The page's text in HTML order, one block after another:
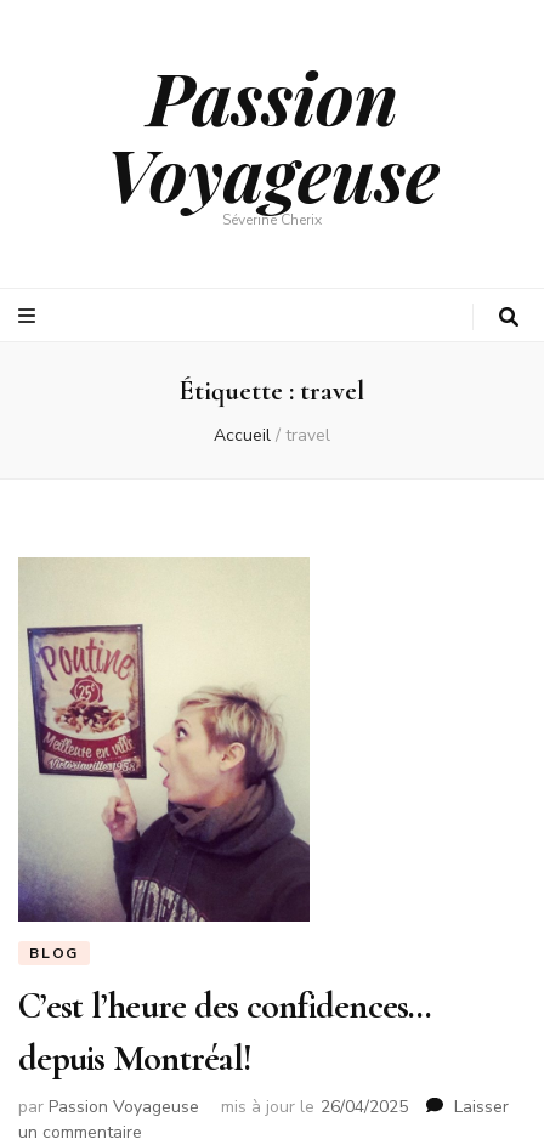
Passion
Voyageuse
Séverine Cherix
Étiquette : travel
Accueil / travel
BLOG
C’est l’heure des confidences…
depuis Montréal!
par Passion Voyageuse mis à jour le 26/04/2025
Laisser
un commentaire